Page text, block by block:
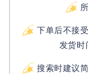
下单后不接
发货
搜索时建议